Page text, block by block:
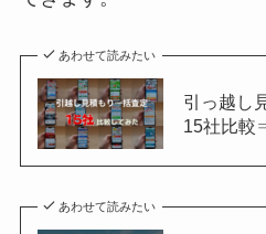
あわせて読みたい
引っ越し
15社比較
あわせて読みたい